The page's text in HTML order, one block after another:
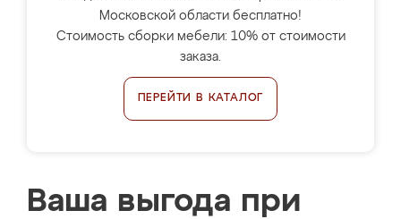
Московской области бесплатно!
Стоимость сборки мебели: 10% от стоимости
заказа.
ПЕРЕЙТИ В КАТАЛОГ
Ваша выгода при